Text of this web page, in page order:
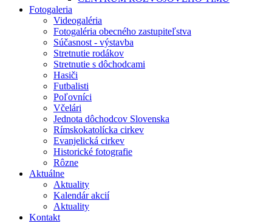
Fotogaleria
Videogaléria
Fotogaléria obecného zastupiteľstva
Súčasnost - výstavba
Stretnutie rodákov
Stretnutie s dôchodcami
Hasiči
Futbalisti
Poľovníci
Včelári
Jednota dôchodcov Slovenska
Rímskokatolícka cirkev
Evanjelická cirkev
Historické fotografie
Rôzne
Aktuálne
Aktuality
Kalendár akcií
Aktuality
Kontakt